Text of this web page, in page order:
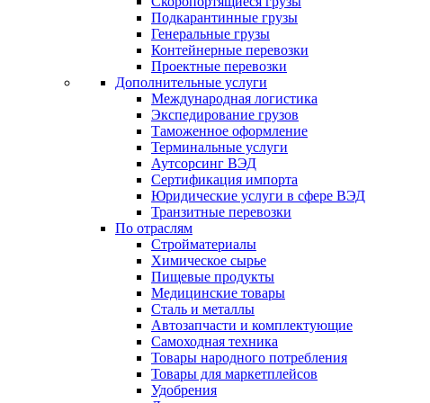
Подкарантинные грузы
Генеральные грузы
Контейнерные перевозки
Проектные перевозки
Дополнительные услуги
Международная логистика
Экспедирование грузов
Таможенное оформление
Терминальные услуги
Аутсорсинг ВЭД
Сертификация импорта
Юридические услуги в сфере ВЭД
Транзитные перевозки
По отраслям
Стройматериалы
Химическое сырье
Пищевые продукты
Медицинские товары
Сталь и металлы
Автозапчасти и комплектующие
Самоходная техника
Товары народного потребления
Товары для маркетплейсов
Удобрения